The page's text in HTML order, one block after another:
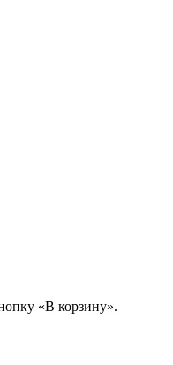
«В корзину».